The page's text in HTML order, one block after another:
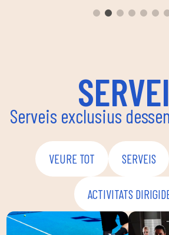
Serveis exclusius
VEURE TOT SERVEIS
ACTIVITATS